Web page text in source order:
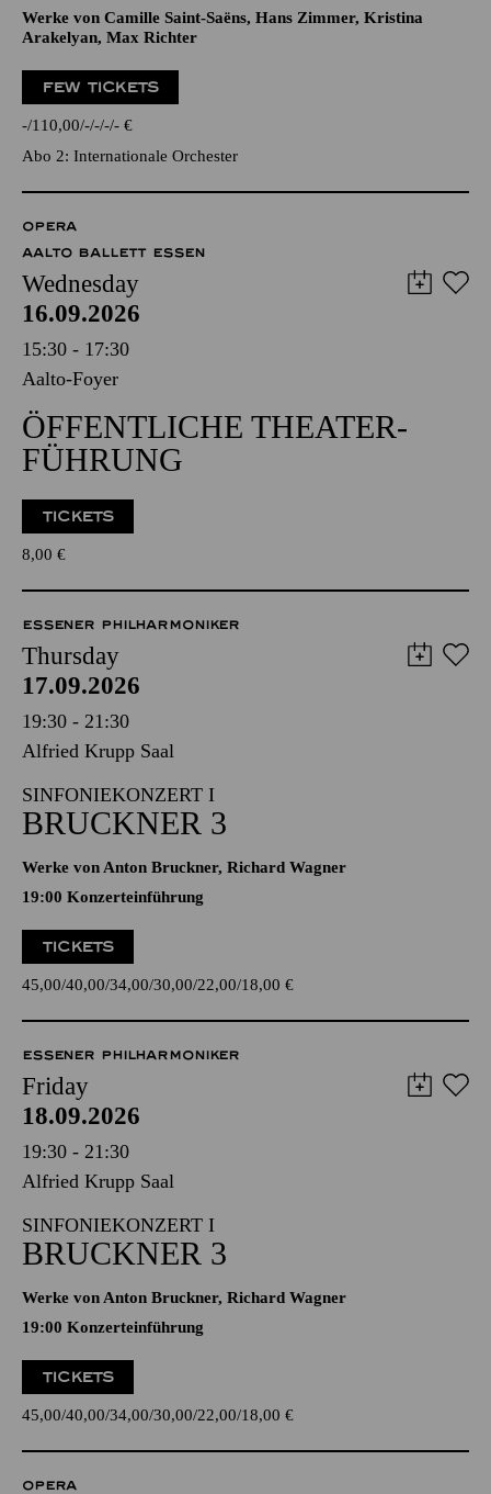
Werke von Camille Saint-Saëns, Hans Zimmer, Kristina
Arakelyan, Max Richter
FEW TICKETS
- 110,00 - - - - €
Abo 2: Internationale Orchester
OPERA
AALTO BALLETT ESSEN
Wednesday
16.09.2026
15:30 - 17:30
Aalto-Foyer
ÖFFENTLICHE THEATER­
FÜHRUNG
TICKETS
8,00 €
ESSENER PHILHARMONIKER
Thursday
17.09.2026
19:30 - 21:30
Alfried Krupp Saal
SINFONIEKONZERT I
BRUCKNER 3
Werke von Anton Bruckner, Richard Wagner
19:00 Konzerteinführung
TICKETS
45,00 40,00 34,00 30,00 22,00 18,00 €
ESSENER PHILHARMONIKER
Friday
18.09.2026
19:30 - 21:30
Alfried Krupp Saal
SINFONIEKONZERT I
BRUCKNER 3
Werke von Anton Bruckner, Richard Wagner
19:00 Konzerteinführung
TICKETS
45,00 40,00 34,00 30,00 22,00 18,00 €
OPERA